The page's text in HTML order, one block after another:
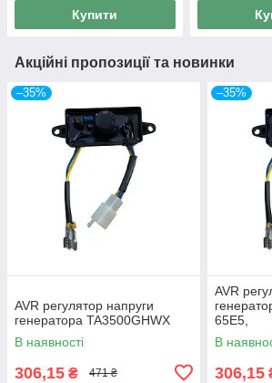
Купити
Акційні пропозиції та новинки
–35%
AVR регулятор напруги
генератора TA3500GHWX
В наявності
306,15 ₴ 471 ₴
–35%
AVR
65E5,
В
306,15